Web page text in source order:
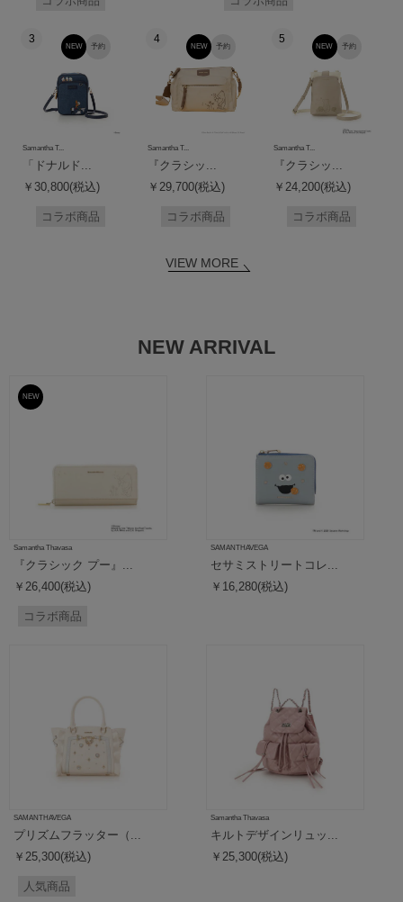
3
予約
NEW
Samantha T...
「ドナルド...
￥30,800(税込)
コラボ商品
4
予約
NEW
Samantha T...
『クラシッ...
￥29,700(税込)
コラボ商品
5
予約
NEW
Samantha T...
『クラシッ...
￥24,200(税込)
コラボ商品
VIEW MORE
NEW ARRIVAL
予約
NEW
Samantha Thavasa
『クラシック プー』...
￥26,400(税込)
コラボ商品
SAMANTHAVEGA
セサミストリートコレ...
￥16,280(税込)
SAMANTHAVEGA
プリズムフラッター（...
￥25,300(税込)
人気商品
Samantha Thavasa
キルトデザインリュッ...
￥25,300(税込)